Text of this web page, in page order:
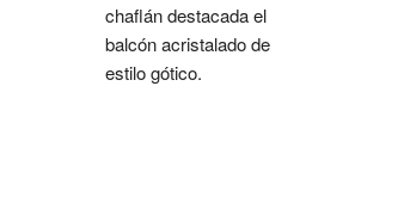
chaflán destacada el
balcón acristalado de
estilo gótico.